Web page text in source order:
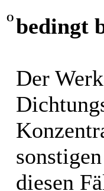
O bedingt
Der
diesen